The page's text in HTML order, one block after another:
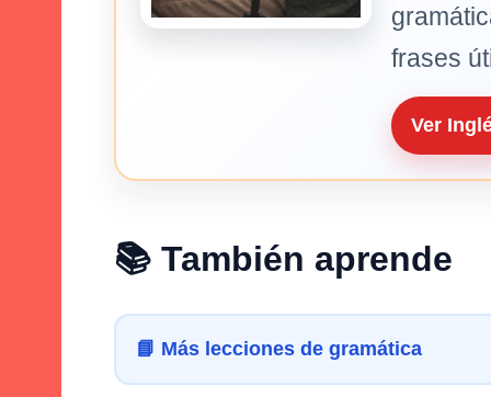
frases
Ver
📚 También aprende
📘 Más lecciones de gramática